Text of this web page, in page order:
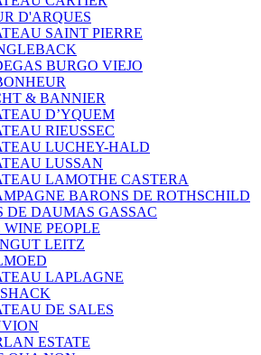
D'ARQUES
SAINT PIERRE
BURGO VIEJO
& BANNIER
D’YQUEM
RIEUSSEC
LUCHEY-HALD
LUSSAN
LAMOTHE CASTERA
BARONS DE ROTHSCHILD
DE DAUMAS GASSAC
WINE PEOPLE
LEITZ
LAPLAGNE
DE SALES
ESTATE